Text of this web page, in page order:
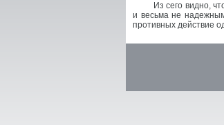
Из сего видно,
и весьма не
противных действие